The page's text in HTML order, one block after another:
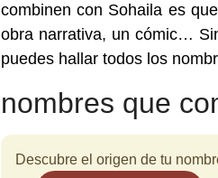
combinen con Sohaila es
obra narrativa, un cómic…
puedes hallar todos los
nombres que
Descubre el origen de tu